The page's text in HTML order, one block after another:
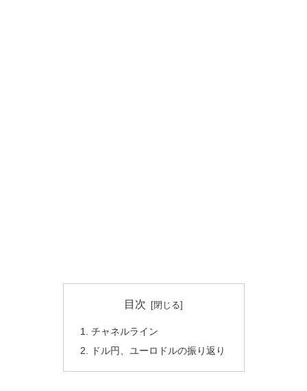
目次
チャネルライン
ドル円、ユーロドルの振り返り